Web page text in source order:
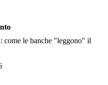
come le banche "leggono" il